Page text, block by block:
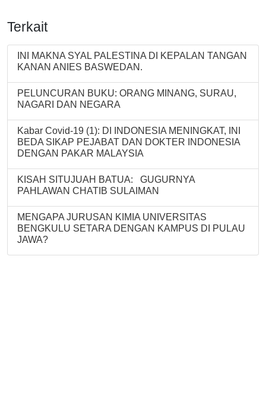
Terkait
INI MAKNA SYAL PALESTINA DI KEPALAN TANGAN
KANAN ANIES BASWEDAN.
PELUNCURAN BUKU: ORANG MINANG, SURAU,
NAGARI DAN NEGARA
Kabar Covid-19 (1): DI INDONESIA MENINGKAT, INI
BEDA SIKAP PEJABAT DAN DOKTER INDONESIA
DENGAN PAKAR MALAYSIA
KISAH SITUJUAH BATUA: GUGURNYA
PAHLAWAN CHATIB SULAIMAN
MENGAPA JURUSAN KIMIA UNIVERSITAS
BENGKULU SETARA DENGAN KAMPUS DI PULAU
JAWA?